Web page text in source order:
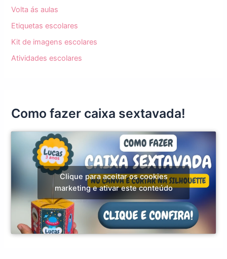
Volta ás aulas
Etiquetas escolares
Kit de imagens escolares
Atividades escolares
Como fazer caixa sextavada!
Clique para aceitar os cookies
marketing e ativar este conteúdo